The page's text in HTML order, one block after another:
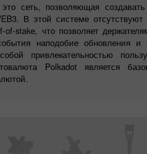
сеть, позволяющая
В этой системе
of-stake, что позволяет
наподобие обновления и
привлекательностью
Polkadot является